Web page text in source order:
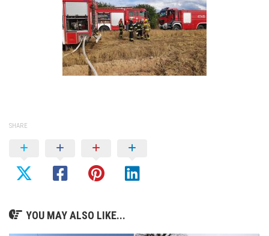
SHARE
YOU MAY ALSO LIKE...